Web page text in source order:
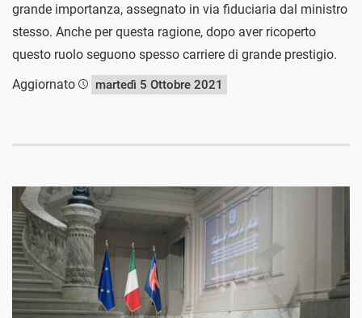
grande importanza, assegnato in via fiduciaria dal ministro
stesso. Anche per questa ragione, dopo aver ricoperto
questo ruolo seguono spesso carriere di grande prestigio.
Aggiornato
martedì 5 Ottobre 2021